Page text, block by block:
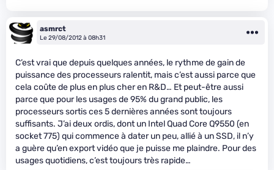
asmrct
Le 29/08/2012 à 08h31
C’est vrai que depuis quelques années, le rythme de gain de
puissance des processeurs ralentit, mais c’est aussi parce que
cela coûte de plus en plus cher en R&D… Et peut-être aussi
parce que pour les usages de 95% du grand public, les
processeurs sortis ces 5 dernières années sont toujours
suffisants. J’ai deux ordis, dont un Intel Quad Core Q9550 (en
socket 775) qui commence à dater un peu, allié à un SSD, il n’y
a guère qu’en export vidéo que je puisse me plaindre. Pour des
usages quotidiens, c’est toujours très rapide…